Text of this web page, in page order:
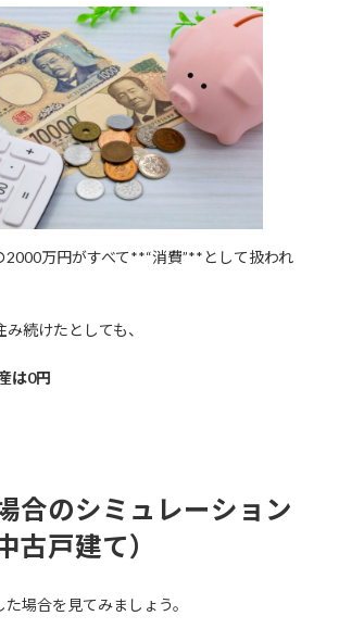
2000万円がすべて**“消費”**として扱われ
続けたとしても、
は0円
合のシミュレーション
古戸建て）
場合を見てみましょう。